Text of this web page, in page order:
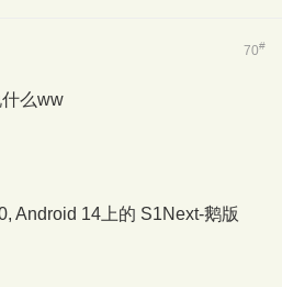
70#
么ww
Android 14上的 S1Next-鹅版